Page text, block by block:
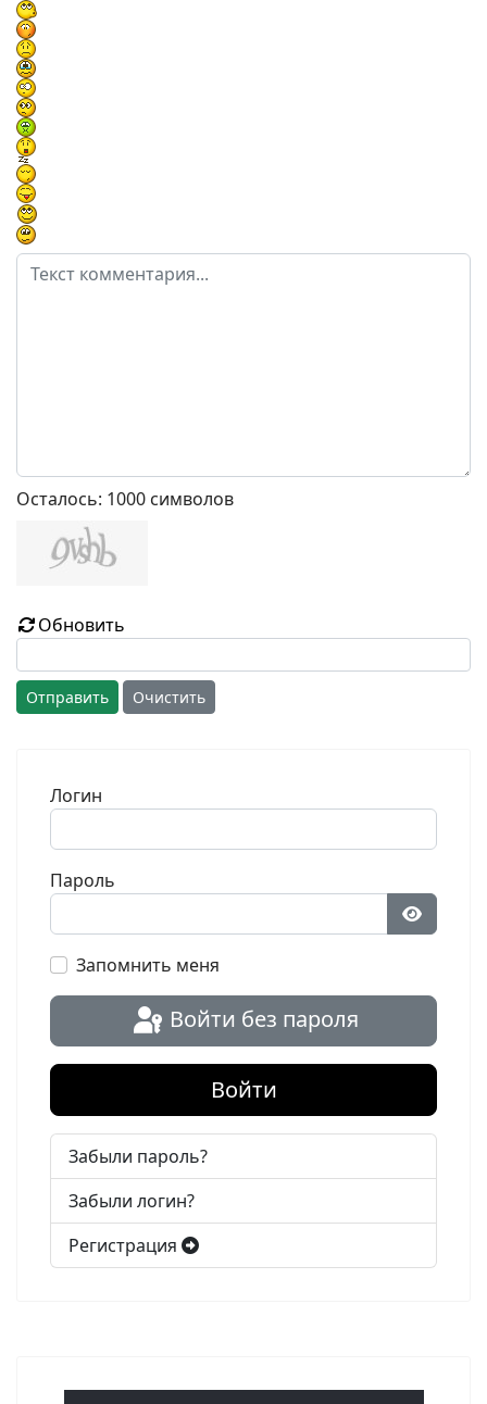
Осталось: 1000 символов
Обновить
Отправить Очистить
Логин
Пароль
Запомнить меня
Войти без пароля
Войти
Забыли пароль?
Забыли логин?
Регистрация